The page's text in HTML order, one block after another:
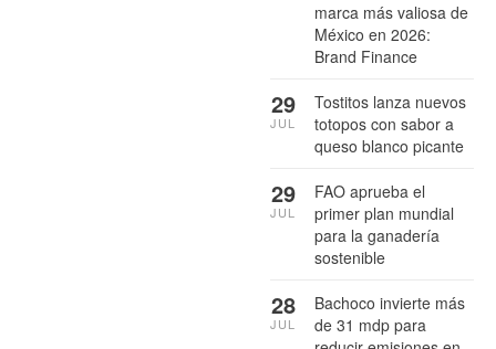
marca más valiosa de
México en 2026:
Brand Finance
Tostitos lanza nuevos
totopos con sabor a
queso blanco picante
29
JUL
FAO aprueba el
primer plan mundial
para la ganadería
sostenible
29
JUL
Bachoco invierte más
de 31 mdp para
28
JUL